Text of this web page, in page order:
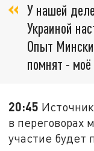
У нашей
Украиной
Опыт
помнят - моё
20:45
в переговорах
участие будет